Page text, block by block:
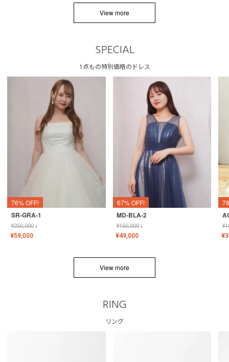
View more
SPECIAL
1点もの特別価格のドレス
76% OFF!
SR-GRA-1
¥250,000↓
¥59,000
67% OFF!
MD-BLA-2
¥150,000↓
¥49,000
¥
¥
View more
RING
リング